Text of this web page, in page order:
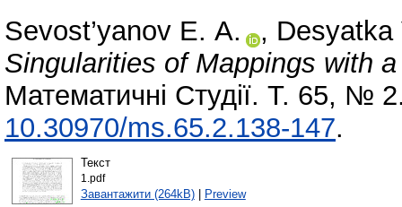
Sevost’yanov Е. А. , Desyatka
Singularities of Mappings with
Математичні Студії. Т. 65, №
10.30970/ms.65.2.138-147.
Текст
1.pdf
Завантажити (264kB)| Preview